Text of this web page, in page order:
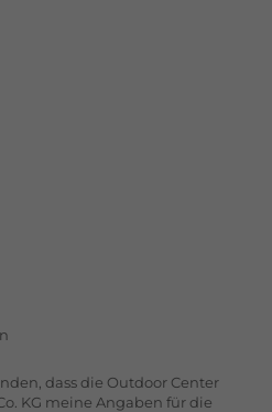
dass die Outdoor Center
KG meine Angaben für die